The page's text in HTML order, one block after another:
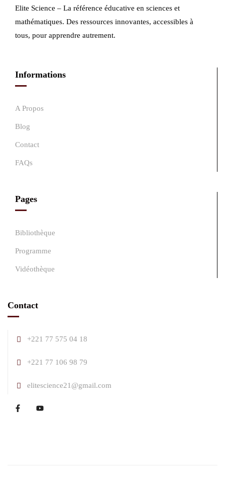
Elite Science – La référence éducative en sciences et
mathématiques. Des ressources innovantes, accessibles à
tous, pour apprendre autrement.
Informations
A Propos
Blog
Contact
FAQs
Pages
Bibliothèque
Programme
Vidéothèque
Contact
+221 77 575 04 18
+221 77 106 98 79
elitescience21@gmail.com